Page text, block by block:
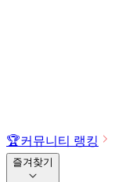
🏆커뮤니티 랭킹
즐겨찾기